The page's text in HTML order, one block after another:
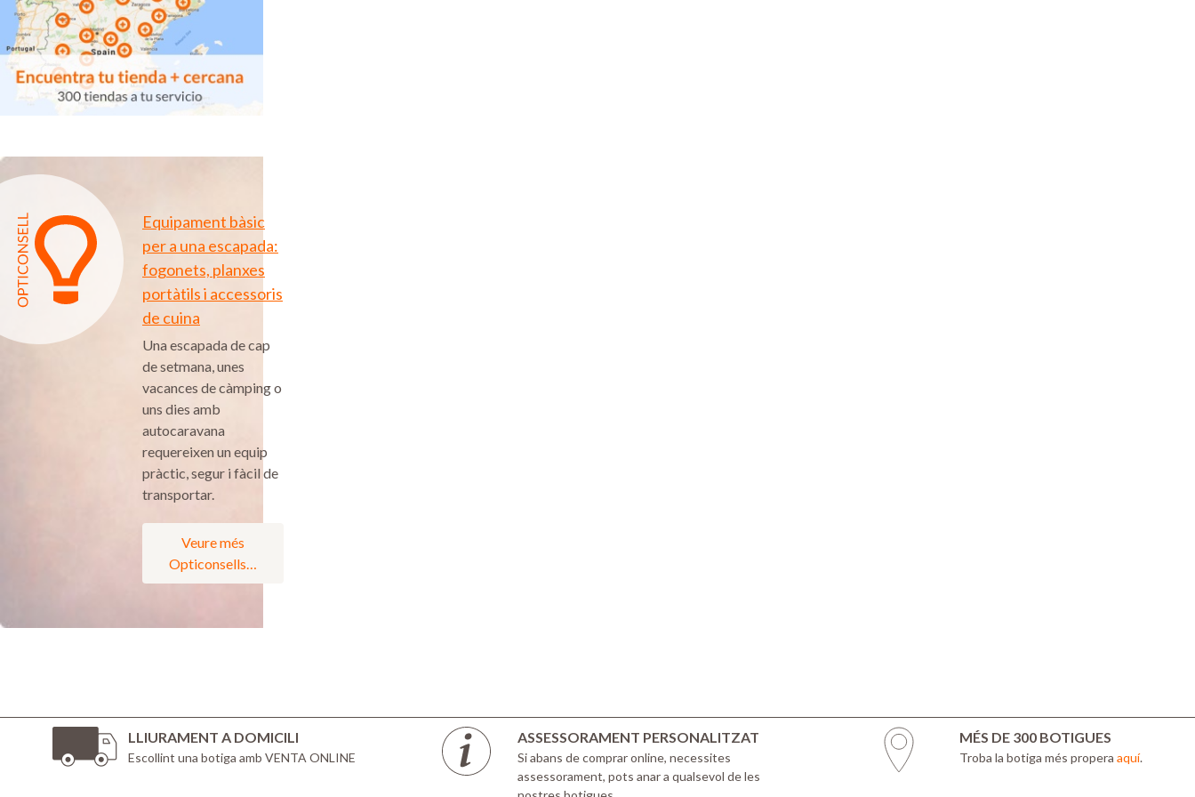
Equipament bàsic
per a una escapada:
fogonets, planxes
portàtils i accessoris
de cuina
Una escapada de cap
de setmana, unes
vacances de càmping o
uns dies amb
autocaravana
requereixen un equip
pràctic, segur i fàcil de
transportar.
Veure més
Opticonsells…
LLIURAMENT A DOMICILI
Escollint una botiga amb VENTA ONLINE
ASSESSORAMENT PERSONALITZAT
Si abans de comprar online, necessites
assessorament, pots anar a qualsevol de les
MÉS DE 300 BOTIGUES
Troba la botiga més properaaquí.